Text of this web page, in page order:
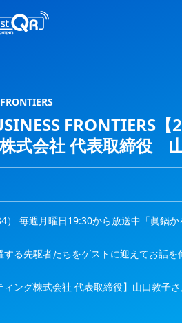
FRONTIERS
式会社 代表取締役
毎週月曜日19:30から放送中「眞鍋か
る先駆者たちをゲストに迎えてお話を
ング株式会社 代表取締役】山口敦子